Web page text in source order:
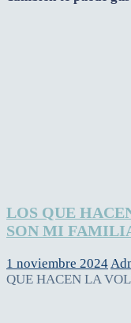
LOS QUE
SON MI
1 noviembre 2024
QUE HACEN LA